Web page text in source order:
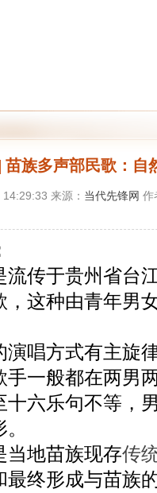
苗族多声部民歌：自
来源： 当代先锋网 作
传于贵州省台
这种由青年男
唱方式有主旋
一般都在两男
十六乐句不等，
地苗族现存传
终形成与苗族